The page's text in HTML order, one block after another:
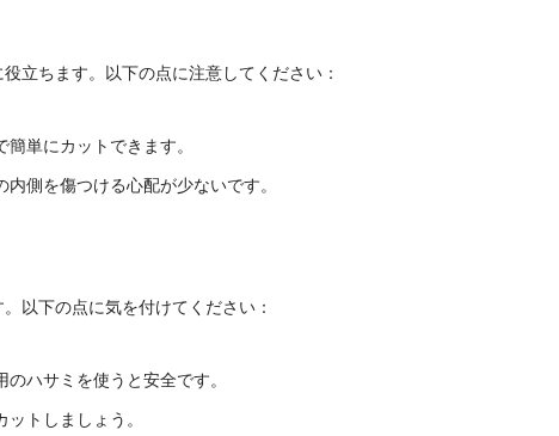
立ちます。以下の点に注意してください：
単にカットできます。
側を傷つける心配が少ないです。
以下の点に気を付けてください：
ハサミを使うと安全です。
トしましょう。